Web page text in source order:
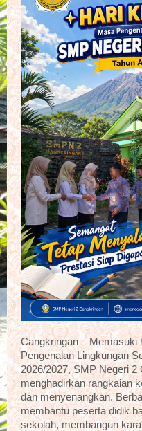
Cangkringan – Memasuki
Pengenalan Lingkungan
2026/2027, SMP Negeri 2
menghadirkan rangkaian
dan menyenangkan.
membantu peserta didik
sekolah, membangun